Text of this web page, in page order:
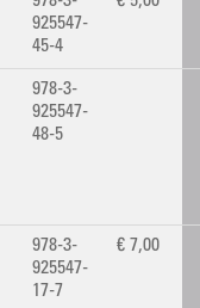
925547-
45-4
978-3-
925547-
48-5
978-3-
925547-
17-7
€ 7,00